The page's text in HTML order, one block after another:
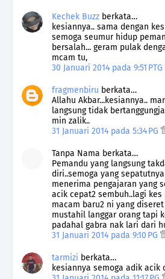
Kechek Buzz berkata…
kesiannya.. sama dengan
semoga seumur hidup
bersalah... geram pulak
mcam tu,
30 Januari 2014 pada 9:51 PTG
fragmenbiru berkata…
Allahu Akbar...kesiannya..
langsung tidak
min zalik..
31 Januari 2014 pada 5:34 PG
Tanpa Nama berkata…
Pemandu yang langsung
diri..semoga yang
menerima pengajaran yang
acik cepat2 sembuh..lagi
macam baru2 ni yang
mustahil langgar orang tapi
padahal gabra nak lari dari
31 Januari 2014 pada 9:10 PG
tarmizi berkata…
kesiannya semoga adik acik